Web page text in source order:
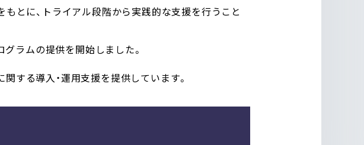
とに、トライアル段階から実践的な支援を行うこと
ラムの提供を開始しました。
する導入・運用支援を提供しています。